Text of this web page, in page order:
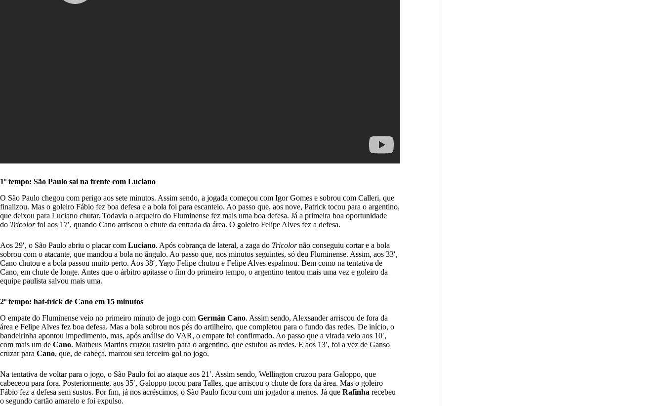
1º tempo: São Paulo sai na frente com Luciano
O São Paulo chegou com perigo aos sete minutos. Assim sendo, a jogada começou com Igor Gomes e sobrou com Calleri, que
finalizou. Mas o goleiro Fábio fez boa defesa e a bola foi para escanteio. Ao passo que, aos nove, Patrick tocou para o argentino,
que deixou para Luciano chutar. Todavia o arqueiro do Fluminense fez mais uma boa defesa. Já a primeira boa oportunidade
do Tricolorfoi aos 17′, quando Cano arriscou o chute da entrada da área. O goleiro Felipe Alves fez a defesa.
Aos 29′, o São Paulo abriu o placar com Luciano. Após cobrança de lateral, a zaga do Tricolornão conseguiu cortar e a bola
sobrou com o atacante, que mandou a bola no ângulo. Ao passo que, nos minutos seguintes, só deu Fluminense. Assim, aos 33′,
Cano chutou e a bola passou muito perto. Aos 38′, Yago Felipe chutou e Felipe Alves espalmou. Bem como na tentativa de
Cano, em chute de longe. Antes que o árbitro apitasse o fim do primeiro tempo, o argentino tentou mais uma vez e goleiro da
equipe paulista salvou mais uma.
2º tempo: hat-trick de Cano em 15 minutos
O empate do Fluminense veio no primeiro minuto de jogo com Germán Cano. Assim sendo, Alexsander arriscou de fora da
área e Felipe Alves fez boa defesa. Mas a bola sobrou nos pés do artilheiro, que completou para o fundo das redes. De início, o
bandeirinha apontou impedimento, mas, após análise do VAR, o empate foi confirmado. Ao passo que a virada veio aos 10′,
com mais um de Cano. Matheus Martins cruzou rasteiro para o argentino, que estufou as redes. E aos 13′, foi a vez de Ganso
cruzar para Cano, que, de cabeça, marcou seu terceiro gol no jogo.
Na tentativa de voltar para o jogo, o São Paulo foi ao ataque aos 21′. Assim sendo, Wellington cruzou para Galoppo, que
cabeceou para fora. Posteriormente, aos 35′, Galoppo tocou para Talles, que arriscou o chute de fora da área. Mas o goleiro
Fábio fez a defesa sem sustos. Por fim, já nos acréscimos, o São Paulo ficou com um jogador a menos. Já que Rafinha recebeu
o segundo cartão amarelo e foi expulso.